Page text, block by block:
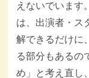
えないでいます
は、出演者・ス
解できるだけに
る部分もあるの
め」と考え直し